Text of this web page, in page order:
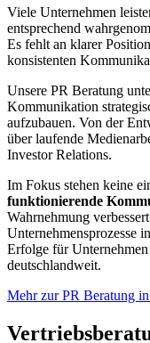
Viele Unternehmen
entsprechend
Es fehlt an klarer
konsistenten
Unsere PR Beratung
Kommunikation
aufzubauen. Von der
über laufende
Investor Relations.
Im Fokus stehen keine
funktionierende
Wahrnehmung
Unternehmensprozesse
Erfolge für
deutschlandweit.
Mehr zur PR Beratung